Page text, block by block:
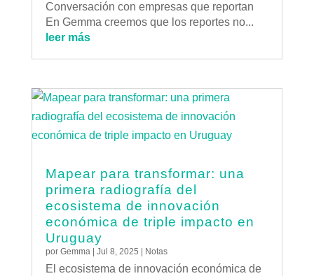
Conversación con empresas que reportan
En Gemma creemos que los reportes no...
leer más
Mapear para transformar: una
primera radiografía del
ecosistema de innovación
económica de triple impacto en
Uruguay
por Gemma| Jul 8, 2025 Notas
El ecosistema de innovación económica de